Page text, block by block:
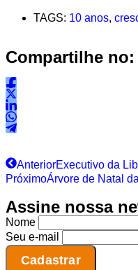
TAGS: 10 anos,
Compartilhe no:
AnteriorExecutivo da
PróximoÁrvore de Natal
Assine nossa
Nome
Seu e-mail